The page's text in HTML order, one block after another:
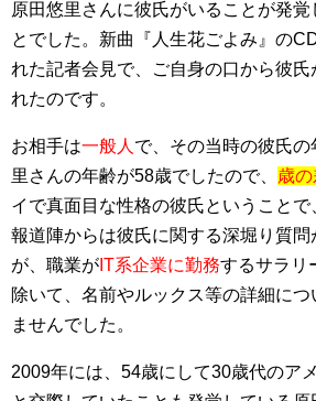
原田悠里さんに彼氏がいることが発覚
とでした。新曲『人生花ごよみ』の
れた記者会見で、ご自身の口から彼氏
れたのです。
お相手は一般人 で、その当時の彼氏
里さんの年齢が58歳でしたので、 歳
イで真面目な性格の彼氏ということ
報道陣からは彼氏に関する深堀り質問
が、職業が IT系企業に勤務するサラリ
除いて、名前やルックス等の詳細に
ませんでした。
2009年には、54歳にして30歳代のア